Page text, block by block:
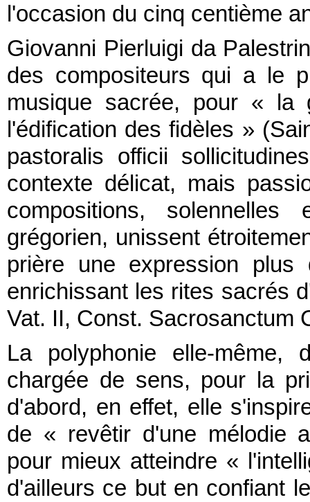
l'occasion du cinq centième
Giovanni Pierluigi da
des compositeurs qui a le
musique sacrée, pour « la
l'édification des fidèles »
pastoralis officii
contexte délicat, mais
compositions,
grégorien, unissent
prière une expression plus
enrichissant les rites sacrés
Vat. II, Const. Sacrosanctum
La polyphonie elle-même,
chargée de sens, pour la
d'abord, en effet, elle
de « revêtir d'une mélodie
pour mieux atteindre «
d'ailleurs ce but en confiant